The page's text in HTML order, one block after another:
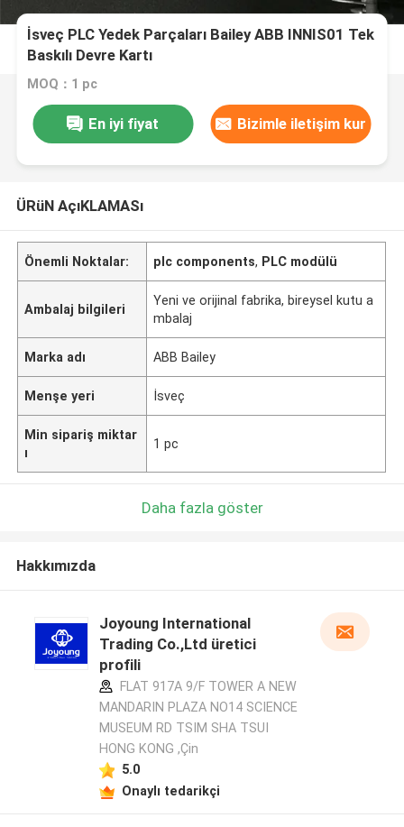
İsveç PLC Yedek Parçaları Bailey ABB INNIS01 Tek
Baskılı Devre Kartı
MOQ：1 pc
En iyi fiyat Bizimle iletişim kur
ÜRüN AçıKLAMASı
Önemli Noktalar: plc components, PLC modülü
Ambalaj bilgileri
Yeni ve orijinal fabrika, bireysel kutu a
mbalaj
Marka adı ABB Bailey
Menşe yeri İsveç
Min sipariş miktar
ı
1 pc
Daha fazla göster
Hakkımızda
Joyoung International
Trading Co.,Ltd üretici
profili
FLAT 917A 9/F TOWER A NEW
MANDARIN PLAZA NO14 SCIENCE
MUSEUM RD TSIM SHA TSUI
HONG KONG ,Çin
5.0
Onaylı tedarikçi